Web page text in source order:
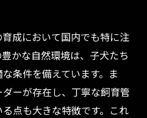
チーズ子犬：愛知県の
来
犬育成環境を知っておき
る前に：愛知県ブリーダ
ド
成において国内でも特に注
かな自然環境は、子犬たち
条件を備えています。ま
ーが存在し、丁寧な飼育管
点も大きな特徴です。これ